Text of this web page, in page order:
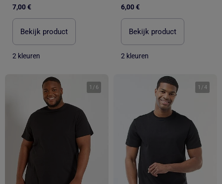
7,00 €
Bekijk product
2 kleuren
6,00 €
Bekijk product
2 kleuren
1 / 6 1 /4